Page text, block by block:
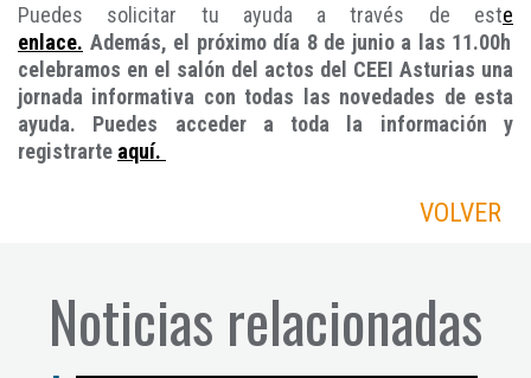
Puedes solicitar tu ayuda a través de este
enlace. Además, el próximo día 8 de junio a las 11.00h
celebramos en el salón del actos del CEEI Asturias una
jornada informativa con todas las novedades de esta
ayuda. Puedes acceder a toda la información y
registrarte aquí.
VOLVER
Noticias relacionadas